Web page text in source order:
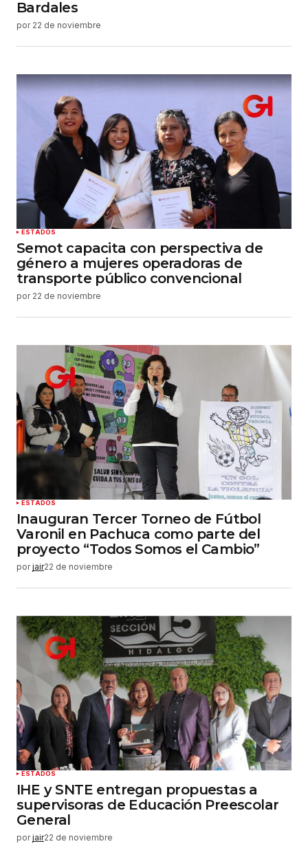
Bardales
por 22 de noviembre
ESTADOS
Semot capacita con perspectiva de
género a mujeres operadoras de
transporte público convencional
por 22 de noviembre
ESTADOS
Inauguran Tercer Torneo de Fútbol
Varonil en Pachuca como parte del
proyecto “Todos Somos el Cambio”
por jair22 de noviembre
ESTADOS
IHE y SNTE entregan propuestas a
supervisoras de Educación Preescolar
General
por jair22 de noviembre